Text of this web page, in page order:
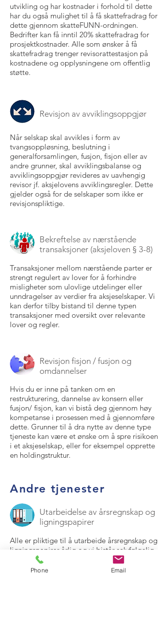
utvikling og har kostnader i forhold til dette
har du også mulighet til å få skattefradrag for
dette gjennom skatteFUNN-ordningen.
Bedrifter kan få inntil 20% skattefradrag for
prosjektkostnader. Alle som ønsker å få
skattefradrag trenger revisorattestasjon på
kostnadene og opplysningene om offentlig
støtte.
Revisjon av avviklingsoppgjør
Når selskap skal avvikles i form av
tvangsoppløsning, beslutning i
generalforsamlingen, fusjon, fisjon eller av
andre grunner, skal avviklingsbalanse og
avviklingsoppgjør revideres av uavhengig
revisor jf. aksjelovens avviklingsregler. Dette
gjelder også for de selskaper som ikke er
revisjonspliktige.
Bekreftelse av nærstående
transaksjoner (aksjeloven § 3-8)
Transaksjoner mellom nærstående parter er
strengt regulert av lover for å forhindre
misligheter som ulovlige utdelinger eller
unndragelser av verdier fra aksjeselskaper. Vi
kan derfor tilby bistand til denne typen
transaksjoner med oversikt over relevante
lover og regler.
Revisjon fisjon / fusjon og
omdannelser
Hvis du er inne på tanken om en
restrukturering, dannelse av konsern eller
fusjon/ fisjon, kan vi bistå deg gjennom høy
kompetanse i prosessen med å gjennomføre
dette. Grunner til å dra nytte av denne type
tjeneste kan være et ønske om å spre risikoen
i et aksjeselskap, eller for eksempel opprette
en holdingstruktur.
Andre tjenester
Utarbeidelse av årsregnskap og
ligningspapirer
Alle er pliktige til å utarbeide årsregnskap og
ligningspapirer årlig og vi bistår selvfølgelig
med dette.
Phone Email